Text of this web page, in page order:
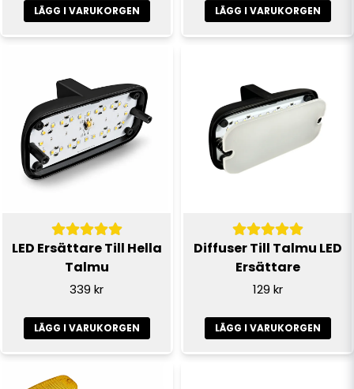
Skicka fråga
LÄGG I VARUKORGEN LÄGG I VARUKORGEN
LED Ersättare Till Hella
Talmu
339 kr
LÄGG I VARUKORGEN
Diffuser Till Talmu LED
Ersättare
129 kr
LÄGG I VARUKORGEN